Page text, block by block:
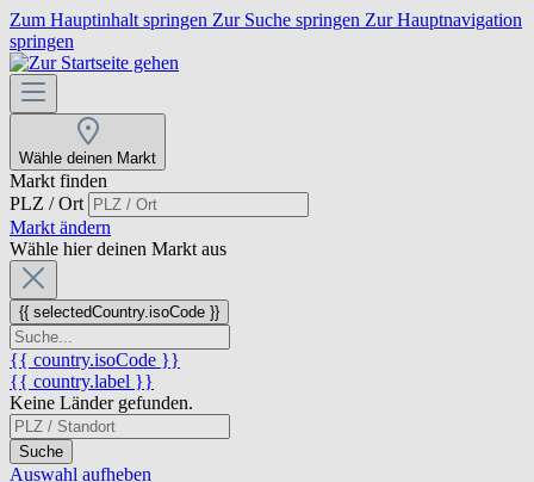
Zum Hauptinhalt springen Zur Suche springen Zur Hauptnavigation
springen
Wähle deinen Markt
Markt finden
PLZ / Ort
Markt ändern
Wähle hier deinen Markt aus
{{ selectedCountry.isoCode }}
{{ country.isoCode }}
{{ country.label }}
Keine Länder gefunden.
Suche
Auswahl aufheben